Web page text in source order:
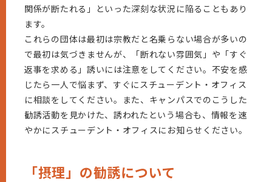
関係が断たれる」といった深刻な状況に陥ることもあり
ます。
これらの団体は最初は宗教だと名乗らない場合が多いの
で最初は気づきませんが、「断れない雰囲気」や「すぐ
返事を求める」誘いには注意をしてください。不安を感
じたら一人で悩まず、すぐにスチューデント・オフィス
に相談をしてください。また、キャンパスでのこうした
勧誘活動を見かけた、誘われたという場合も、情報を速
やかにスチューデント・オフィスにお知らせください。
「摂理」の勧誘について